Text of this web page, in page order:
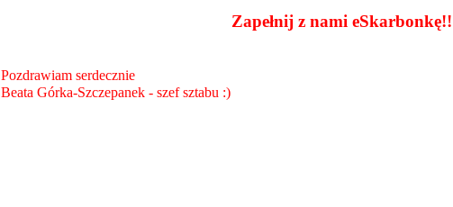
Zapełnij z nami
Pozdrawiam serdecznie
Beata Górka-Szczepanek - szef sztabu :)